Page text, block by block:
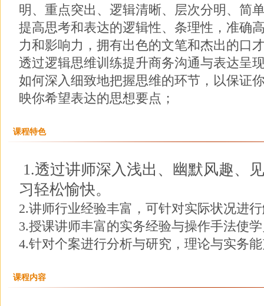
明、重点突出、逻辑清晰、层次分明、简
提高思考和表达的逻辑性、条理性，准确
力和影响力，拥有出色的文笔和杰出的口
透过逻辑思维训练提升商务沟通与表达呈
如何深入细致地把握思维的环节，以保证
映你希望表达的思想要点；
课程特色
1.透过讲师深入浅出、幽默风趣、
习轻松愉快。
2.讲师行业经验丰富，可针对实际状况进
3.授课讲师丰富的实务经验与操作手法使
4.针对个案进行分析与研究，理论与实务
课程内容